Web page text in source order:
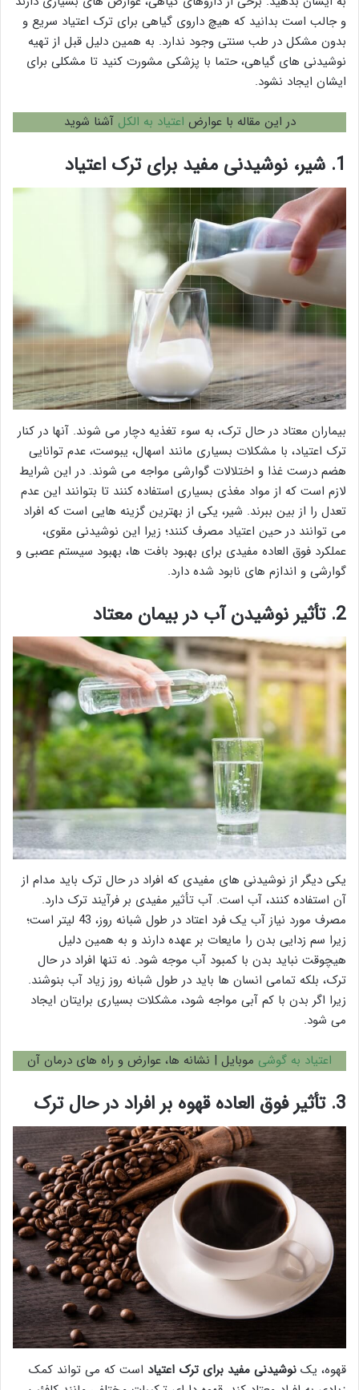
و جالب است بدانید که هیچ داروی گیاهی برای ترک اعتیاد سریع و
بدون مشکل در طب سنتی وجود ندارد. به همین دلیل قبل از تهیه
نوشیدنی های گیاهی، حتما با پزشکی مشورت کنید تا مشکلی برای
ایشان ایجاد نشود.
در این مقاله با عوارض اعتیاد به الکل آشنا شوید
1. شیر، نوشیدنی مفید برای ترک اعتیاد
بیماران معتاد در حال ترک، به سوء تغذیه دچار می شوند. آنها در کنار
ترک اعتیاد، با مشکلات بسیاری مانند اسهال، یبوست، عدم توانایی
هضم درست غذا و اختلالات گوارشی مواجه می شوند. در این شرایط
لازم است که از مواد مغذی بسیاری استفاده کنند تا بتوانند این عدم
تعدل را از بین ببرند. شیر، یکی از بهترین گزینه هایی است که افراد
می توانند در حین اعتیاد مصرف کنند؛ زیرا این نوشیدنی مقوی،
عملکرد فوق العاده مفیدی برای بهبود بافت ها، بهبود سیستم عصبی و
گوارشی و اندازم های نابود شده دارد.
2. تأثیر نوشیدن آب در بیمان معتاد
یکی دیگر از نوشیدنی های مفیدی که افراد در حال ترک باید مدام از
آن استفاده کنند، آب است. آب تأثیر مفیدی بر فرآیند ترک دارد.
مصرف مورد نیاز آب یک فرد اعتاد در طول شبانه روز، 43 لیتر است؛
زیرا سم زدایی بدن را مایعات بر عهده دارند و به همین دلیل
هیچوقت نباید بدن با کمبود آب موجه شود. نه تنها افراد در حال
ترک، بلکه تمامی انسان ها باید در طول شبانه روز زیاد آب بنوشند.
زیرا اگر بدن با کم آبی مواجه شود، مشکلات بسیاری برایتان ایجاد
می شود.
اعتیاد به گوشی موبایل | نشانه ها، عوارض و راه های درمان آن
3. تأثیر فوق العاده قهوه بر افراد در حال ترک
قهوه، یک نوشیدنی مفید برای ترک اعتیاد است که می تواند کمک